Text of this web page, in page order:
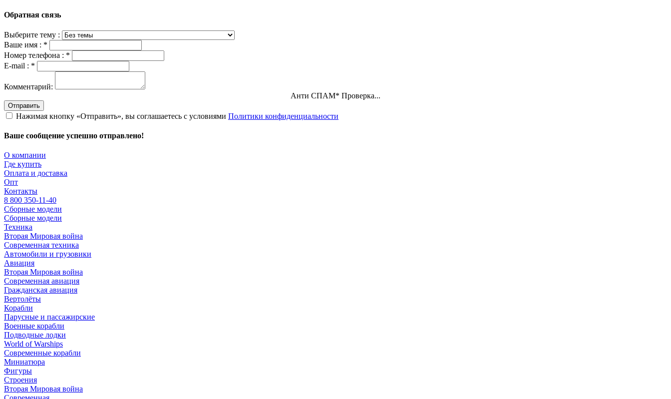
Обратная связь
Выберите тему :
Ваше имя : *
Номер телефона : *
E-mail : *
Комментарий:
Анти СПАМ* Проверка...
Отправить
Нажимая кнопку «Отправить», вы соглашаетесь с условиями Политики конфиденциальности
Ваше сообщение успешно отправлено!
О компании
Где купить
Оплата и доставка
Опт
Контакты
8 800 350-11-40
Сборные модели
Сборные модели
Техника
Вторая Мировая война
Современная техника
Автомобили и грузовики
Авиация
Вторая Мировая война
Современная авиация
Гражданская авиация
Вертолёты
Корабли
Парусные и пассажирские
Военные корабли
Подводные лодки
World of Warships
Современные корабли
Миниатюра
Фигуры
Строения
Вторая Мировая война